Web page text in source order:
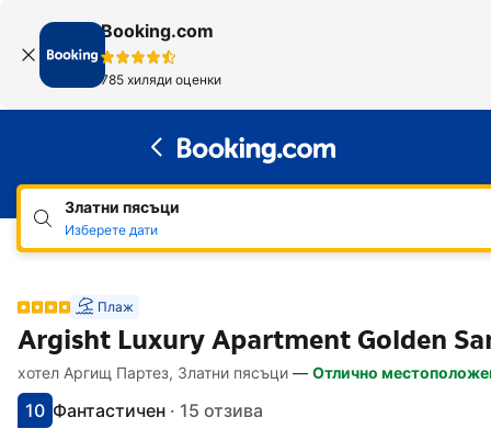
Booking.com
785 хиляди оценки
Златни пясъци
Изберете дати
Плаж
Argisht Luxury Apartment Golden
Линкове, достъпни за хора със
Напред към описанието
Напред към удобствата
Напред към стаите
Напред към политиките
хотел Аргищ Партез, Златни пясъци — Отлично
С оценка: 10
10
Оценено като: изключително
Фантастичен · 15 отзива